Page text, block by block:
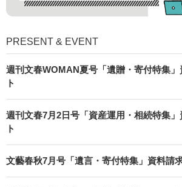
PRESENT & EVENT
週刊文春WOMAN夏号「遺贈・寄付特集
ト
週刊文春7月2日号「資産運用・相続特集
ト
文藝春秋7月号「遺言・寄付特集」資料請